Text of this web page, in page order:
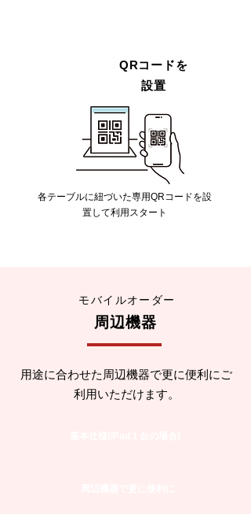
各テーブルに紐づいた専用QRコードを設
置して利用スタート
QRコードを
設置
モバイルオーダー
周辺機器
用途に合わせた周辺機器で更に便利にご
利用いただけます。